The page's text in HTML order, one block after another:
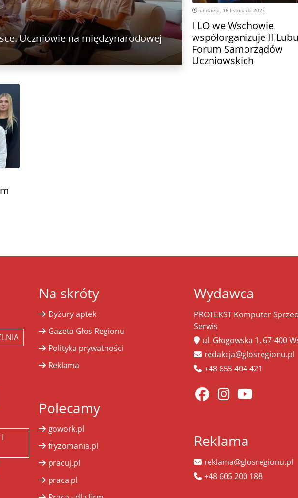
Uczniowie na międzynarodowej
niedziela, 16 listopada 2025
I LO we Wschowie
współorganizuje II
Forum Samorządów
Uczniowskich
Na skróty
Dyżury aptek
Gazeta Głos Regionu
Polityka prywatności
Reklama
Polecamy
gowork.pl
fryzomania.pl
pracuj.pl
praca.pl
Wydawca
PROTEKST Komputer
Serwis
ul. Głogowska 1, 67-400
redakcja@glosregionu.pl
+48 655 404 421
Reklama
reklama@glosregionu.pl
+48 605 200 188